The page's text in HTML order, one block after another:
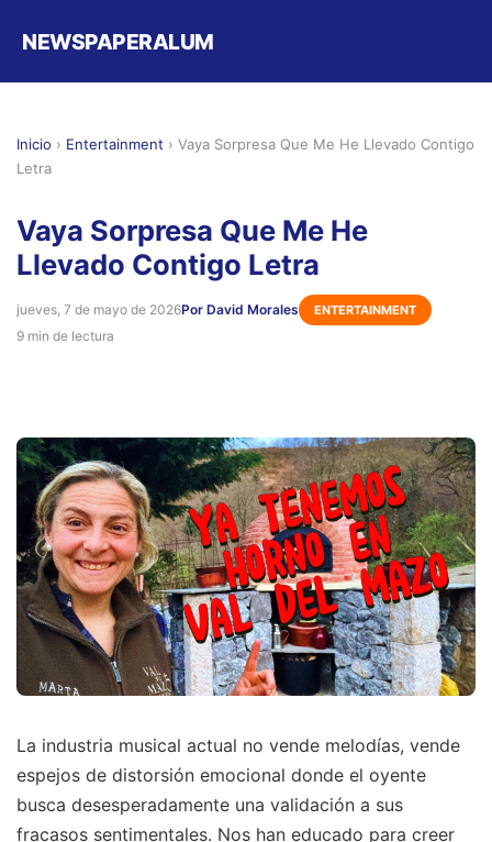
NEWSPAPERALUM
Inicio › Entertainment › Vaya Sorpresa Que Me He Llevado Contigo
Letra
Vaya Sorpresa Que Me He
Llevado Contigo Letra
jueves, 7 de mayo de 2026Por David Morales ENTERTAINMENT
9 min de lectura
La industria musical actual no vende melodías, vende
espejos de distorsión emocional donde el oyente
busca desesperadamente una validación a sus
fracasos sentimentales. Nos han educado para creer